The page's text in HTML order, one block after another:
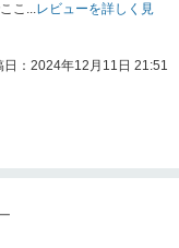
こ...レビューを詳しく見
日：2024年12月11日 21:51